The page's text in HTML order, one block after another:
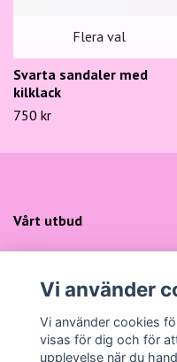
Flera val
Svarta sandaler med
kilklack
750 kr
Vårt utbud
Sociala medier
Vi använder
Vi använder cookies
visas för dig och för
upplevelse när du